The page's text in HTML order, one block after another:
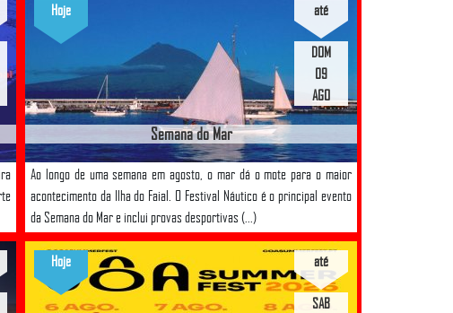
Semana do Mar
Ao longo de uma semana em agosto, o mar dá o mote para o maior
acontecimento da Ilha do Faial. O Festival Náutico é o principal evento
da Semana do Mar e inclui provas desportivas (...)
até
DOM
09
AGO
Hoje
até
SAB
Hoje